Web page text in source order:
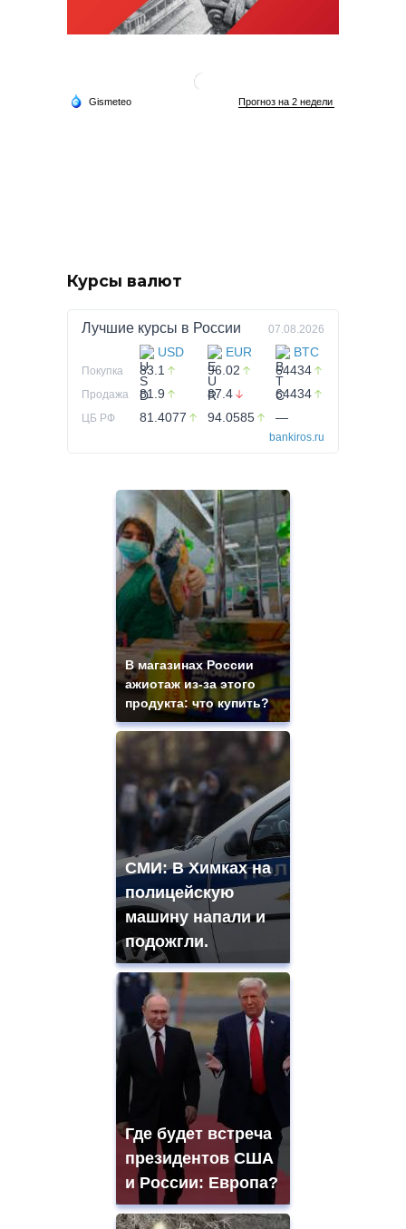
Курсы валют
Лучшие курсы в России 07.08.2026
USD EUR BTC
Покупка 83.1 96.02 64434
Продажа 81.9 87.4 64434
ЦБ РФ 81.4077 94.0585 —
bankiros.ru
В магазинах России
ажиотаж из-за этого
продукта: что купить?
СМИ: В Химках на
полицейскую
машину напали и
подожгли.
Где будет встреча
президентов США
и России: Европа?